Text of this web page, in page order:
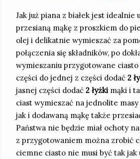
Jak już piana z białek jest idealnie
przesianą mąkę z proszkiem do
olej i delikatnie wymieszać za
połączenia się składników, po
wymieszaniu przygotowane
części do jednej z części dodać 2
jasnej części dodać 2 łyżki mąki i
ciast wymieszać na jednolite
jak i dodawaną mąkę także
Państwa nie będzie miał ochoty
z przygotowaniem można zrobić
ciemne ciasto nie musi być tak jak